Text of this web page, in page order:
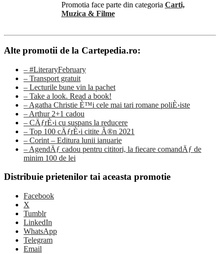
Promotia face parte din categoria Carti,
Muzica & Filme
Alte promotii de la Cartepedia.ro:
– #LiteraryFebruary
– Transport gratuit
– Lecturile bune vin la pachet
– Take a look. Read a book!
– Agatha Christie È™i cele mai tari romane poliÈ›iste
– Arthur 2+1 cadou
– CÄƒrÈ›i cu suspans la reducere
– Top 100 cÄƒrÈ›i citite Ã®n 2021
– Corint – Editura lunii ianuarie
– AgendÄƒ cadou pentru cititori, la fiecare comandÄƒ de
minim 100 de lei
Distribuie prietenilor tai aceasta promotie
Facebook
X
Tumblr
LinkedIn
WhatsApp
Telegram
Email